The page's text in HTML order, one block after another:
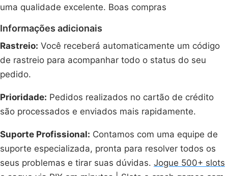
uma qualidade excelente. Boas compras
Informações adicionais
Rastreio: Você receberá automaticamente um código
de rastreio para acompanhar todo o status do seu
pedido.
Prioridade: Pedidos realizados no cartão de crédito
são processados e enviados mais rapidamente.
Suporte Profissional: Contamos com uma equipe de
suporte especializada, pronta para resolver todos os
seus problemas e tirar suas dúvidas. Jogue 500+ slots